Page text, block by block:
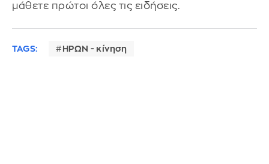
μάθετε πρώτοι όλες τις ειδήσεις.
TAGS: ΗΡΩΝ - κίνηση